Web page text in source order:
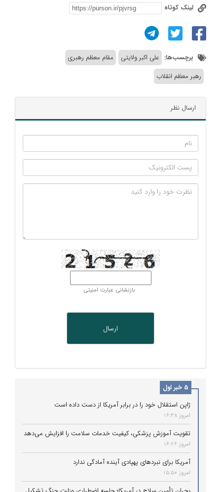
لینک کوتاه
برچسب‌ها: علی اکبر ولایتی
مقام معظم رهبری
رهبر معظم انقلاب
ارسال نظر
بازنشانی عبارت امنیتی
5 خبر اول
ژاپن استقلال خود را در برابر آمریکا از دست داده است
امروز 16:38
تقویت آموزش پزشکی، کیفیت خدمات سلامت را افزایش می‌دهد
امروز 16:26
آمریکا برای نبردهای پهپادی آینده آمادگی ندارد
امروز 15:50